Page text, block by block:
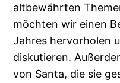
altbewährten
möchten wir einen
Jahres hervorholen
diskutieren.
von Santa, die sie